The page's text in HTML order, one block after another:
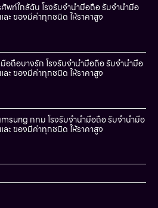
ศัพท์ใกล้ฉัน โรงรับจำนำมือถือ รับจำนำมือ
ะ ของมีค่าทุกชนิด ให้ราคาสูง
อถือบางรัก โรงรับจำนำมือถือ รับจำนำมือ
ะ ของมีค่าทุกชนิด ให้ราคาสูง
กทม โรงรับจำนำมือถือ รับจำนำมือ
ะ ของมีค่าทุกชนิด ให้ราคาสูง